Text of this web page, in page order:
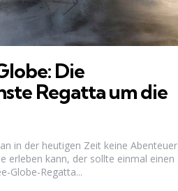
Die
Regatta um die
in der heutigen Zeit keine Abenteuer
erleben kann, der sollte einmal einen
Globe-Regatta...